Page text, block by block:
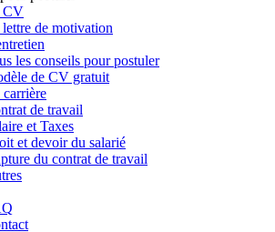
CV
de motivation
les conseils pour postuler
de CV gratuit
de travail
et Taxes
et devoir du salarié
du contrat de travail